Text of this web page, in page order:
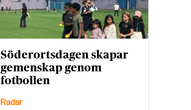
Söderortsdagen skapar
gemenskap genom
fotbollen
Radar